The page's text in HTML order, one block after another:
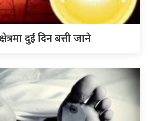
दुई दिन बत्ती जाने